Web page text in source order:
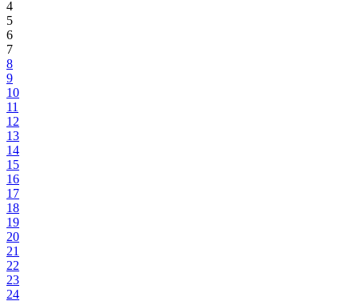
4
5
6
7
8
9
10
11
12
13
14
15
16
17
18
19
20
21
22
23
24